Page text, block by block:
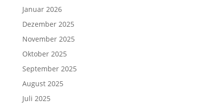
Januar 2026
Dezember 2025
November 2025
Oktober 2025
September 2025
August 2025
Juli 2025